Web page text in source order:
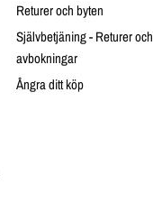
Returer och byten
Självbetjäning - Returer och
avbokningar
Ångra ditt köp